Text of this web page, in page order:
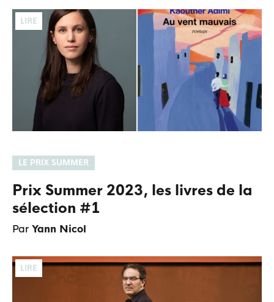
LIRE
LE PRIX SUMMER
Prix Summer 2023, les livres de la
sélection #1
Par Yann Nicol
LIRE